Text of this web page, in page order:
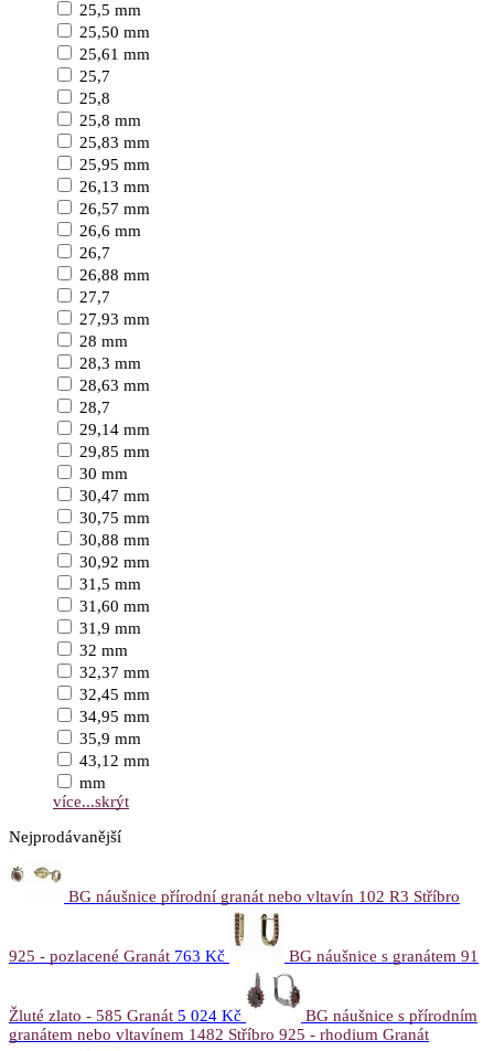
25,5 mm
25,50 mm
25,61 mm
25,7
25,8
25,8 mm
25,83 mm
25,95 mm
26,13 mm
26,57 mm
26,6 mm
26,7
26,88 mm
27,7
27,93 mm
28 mm
28,3 mm
28,63 mm
28,7
29,14 mm
29,85 mm
30 mm
30,47 mm
30,75 mm
30,88 mm
30,92 mm
31,5 mm
31,60 mm
31,9 mm
32 mm
32,37 mm
32,45 mm
34,95 mm
35,9 mm
43,12 mm
mm
více...skrýt
Nejprodávanější
BG náušnice přírodní granát nebo vltavín 102 R3 Stříbro
925 - pozlacené Granát 763 Kč BG náušnice s granátem 91
Žluté zlato - 585 Granát 5 024 Kč
BG náušnice s přírodním
granátem nebo vltavínem 1482 Stříbro 925 - rhodium Granát